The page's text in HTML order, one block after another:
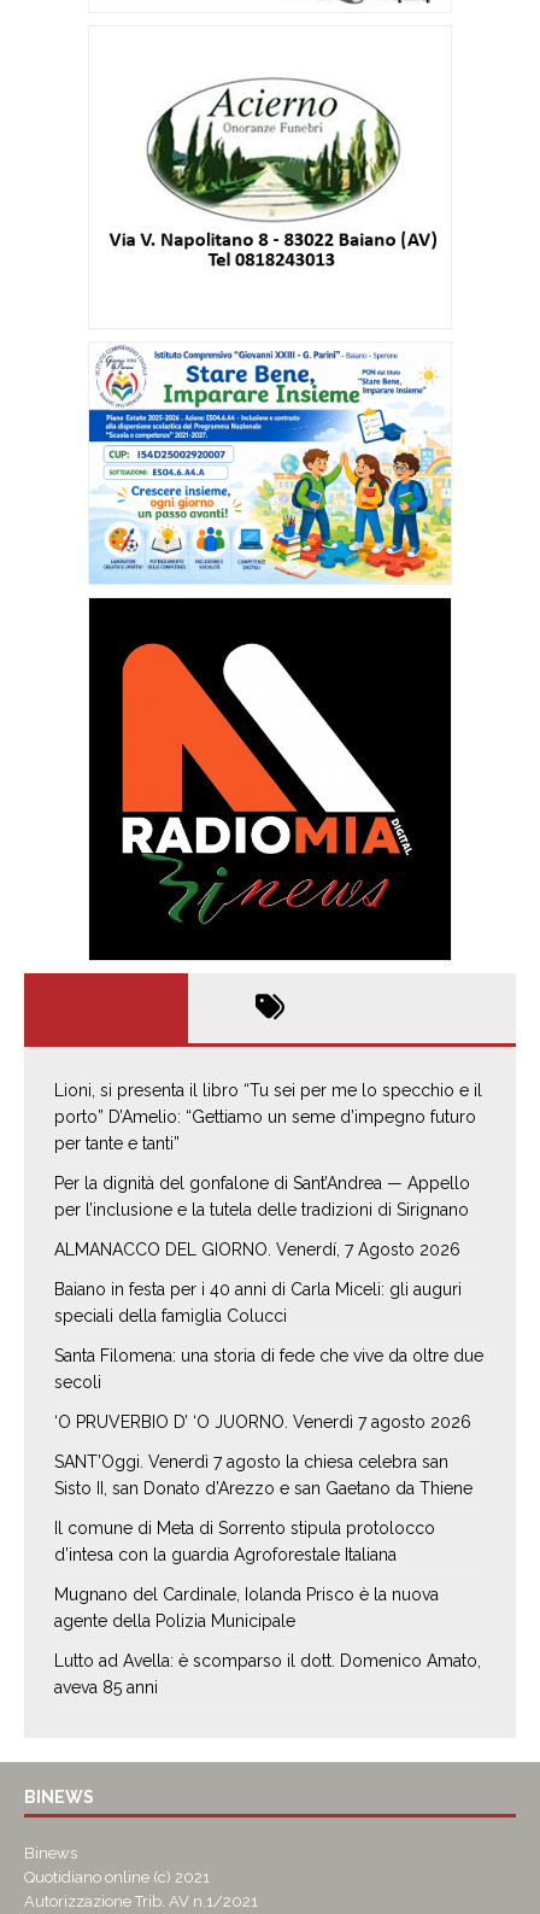
Lioni, si presenta il libro “Tu sei per me lo specchio e il
porto” D’Amelio: “Gettiamo un seme d’impegno futuro
per tante e tanti”
Per la dignità del gonfalone di Sant’Andrea — Appello
per l’inclusione e la tutela delle tradizioni di Sirignano
ALMANACCO DEL GIORNO. Venerdí, 7 Agosto 2026
Baiano in festa per i 40 anni di Carla Miceli: gli auguri
speciali della famiglia Colucci
Santa Filomena: una storia di fede che vive da oltre due
secoli
‘O PRUVERBIO D’ ‘O JUORNO. Venerdì 7 agosto 2026
SANT’Oggi. Venerdì 7 agosto la chiesa celebra san
Sisto II, san Donato d’Arezzo e san Gaetano da Thiene
Il comune di Meta di Sorrento stipula protolocco
d’intesa con la guardia Agroforestale Italiana
Mugnano del Cardinale, Iolanda Prisco è la nuova
agente della Polizia Municipale
Lutto ad Avella: è scomparso il dott. Domenico Amato,
aveva 85 anni
BINEWS
Binews
Quotidiano online (c) 2021
Autorizzazione Trib. AV n.1/2021